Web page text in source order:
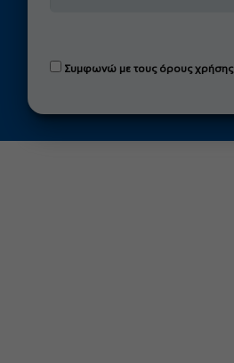
Συμφωνώ με τους όρους χρήσης